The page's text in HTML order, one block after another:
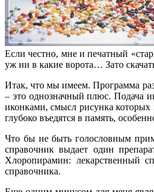
Если честно, мне и печатный
уж ни в какие ворота… Зато
Итак, что мы имеем. Программа
– это однозначный плюс. Подача
иконками, смысл рисунка которых
глубоко въедятся в память,
Что бы не быть голословным
справочник выдает один
Хлоропирамин: лекарственный
справочника.